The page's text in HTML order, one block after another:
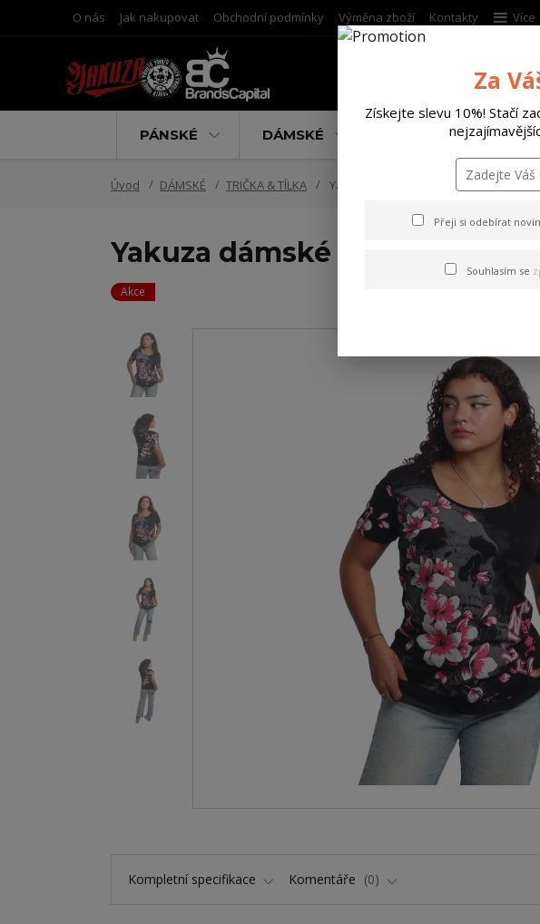
O nás Jak nakupovat Obchodní podmínky Výměna zboží Kontakty Více
PÁNSKÉ DÁMSKÉ
Úvod DÁMSKÉ TRIČKA & TÍLKA Yakuza dámské tílko Hanami Curved
Yakuza dámské tílko Hanami
Akce
Kompletní specifikace Komentáře 0
Za
Získejte slevu 10%! Stačí
Přeji si odebírat
Souhlasím se